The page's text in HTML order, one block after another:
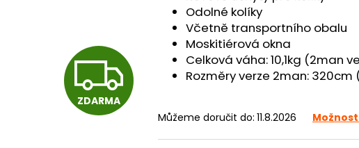
Odolné kolíky
Včetně transportního obalu
Moskitiérová okna
Celková váha: 10,1kg (2man
Rozměry verze 2man:
Můžeme doručit do: 11.8.2026
Z
D
ZDARMA